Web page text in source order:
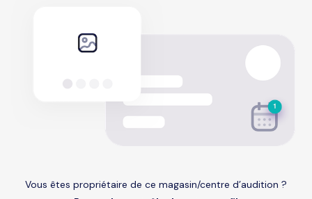
Vous êtes propriétaire de ce magasin/centre d’audition ?